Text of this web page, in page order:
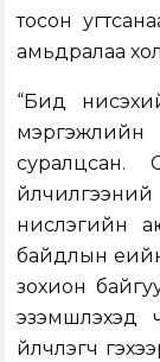
тосон
амьдралаа
“Бид
суралцсан.
нислэгийн
байдлын
зохион
үйлчлэгч